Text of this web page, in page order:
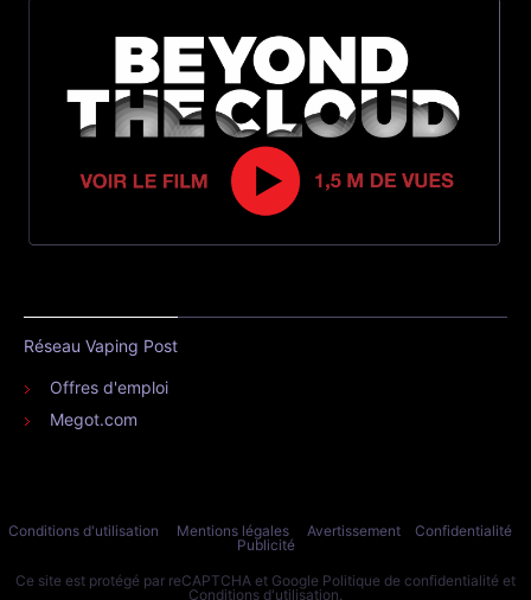
Réseau Vaping Post
Offres d'emploi
Megot.com
Conditions d'utilisation Mentions légales Avertissement
Confidentialité
Publicité
Ce site est protégé par reCAPTCHA et Google Politique de confidentialité et
Conditions d'utilisation.